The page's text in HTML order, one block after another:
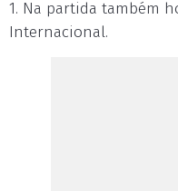
1. Na partida também
Internacional.